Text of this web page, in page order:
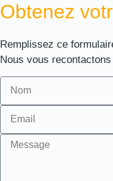
Obtenez
Remplissez ce
Nous vous